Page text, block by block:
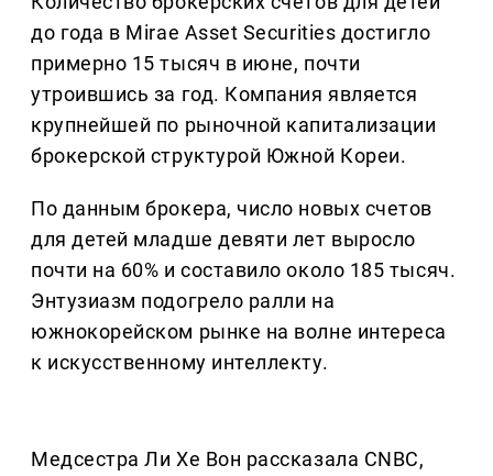
до года в Mirae Asset Securities достигло
примерно 15 тысяч в июне, почти
утроившись за год. Компания является
крупнейшей по рыночной капитализации
брокерской структурой Южной Кореи.
По данным брокера, число новых счетов
для детей младше девяти лет выросло
почти на 60% и составило около 185 тысяч.
Энтузиазм подогрело ралли на
южнокорейском рынке на волне интереса
к искусственному интеллекту.
Медсестра Ли Хе Вон рассказала CNBC,